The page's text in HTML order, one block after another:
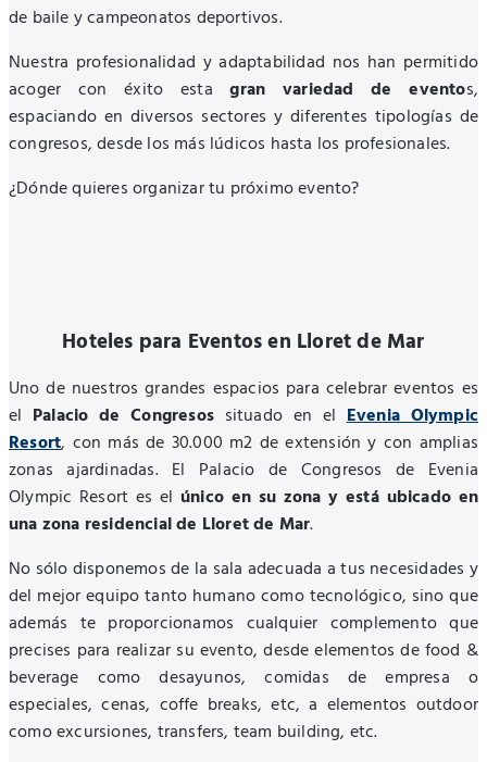
de baile y campeonatos deportivos.
Nuestra profesionalidad y adaptabilidad nos han permitido
acoger con éxito estagran variedad de eventos,
espaciando en diversos sectores y diferentes tipologías de
congresos, desde los más lúdicos hasta los profesionales.
¿Dónde quieres organizar tu próximo evento?
Hoteles para Eventos en Lloret de Mar
Uno de nuestros grandes espacios para celebrar eventos es
el Palacio de Congresos situado en elEvenia Olympic
Resort, con más de 30.000 m2 de extensión y con amplias
zonas ajardinadas. El Palacio de Congresos de Evenia
Olympic Resort es elúnico en su zona y está ubicado en
una zona residencial de Lloret de Mar.
No sólo disponemos de la sala adecuada a tus necesidades y
del mejor equipo tanto humano como tecnológico, sino que
además te proporcionamos cualquier complemento que
precises para realizar su evento, desde elementos de food &
beverage como desayunos, comidas de empresa o
especiales, cenas, coffe breaks, etc, a elementos outdoor
como excursiones, transfers, team building, etc.